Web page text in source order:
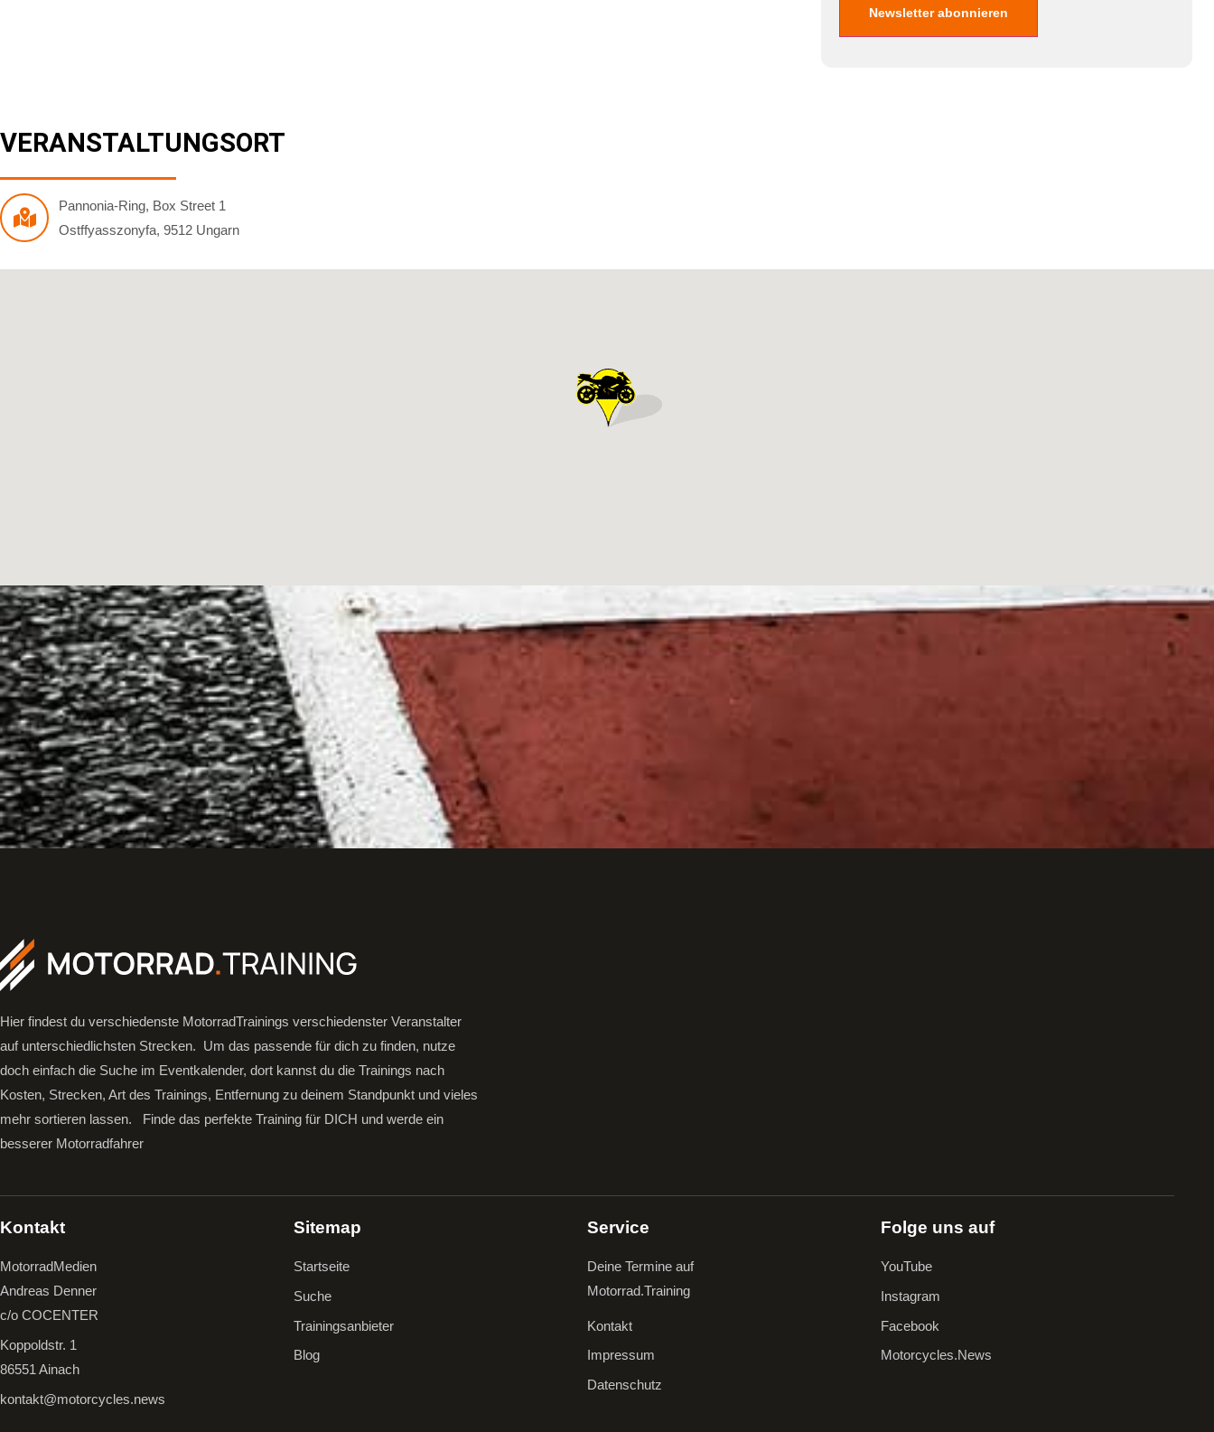
VERANSTALTUNGSORT
Pannonia-Ring, Box Street 1
Ostffyasszonyfa, 9512 Ungarn
Hier findest du verschiedenste MotorradTrainings verschiedenster Veranstalter
auf unterschiedlichsten Strecken. Um das passende für dich zu finden, nutze
doch einfach die Suche im Eventkalender, dort kannst du die Trainings nach
Kosten, Strecken, Art des Trainings, Entfernung zu deinem Standpunkt und vieles
mehr sortieren lassen. Finde das perfekte Training für DICH und werde ein
besserer Motorradfahrer
Kontakt
MotorradMedien
Andreas Denner
c/o COCENTER
Koppoldstr. 1
86551 Ainach
kontakt@motorcycles.news
Sitemap
Startseite
Suche
Trainingsanbieter
Blog
Service
Deine Termine auf
Motorrad.Training
Kontakt
Impressum
Datenschutz
Folge uns auf
YouTube
Instagram
Facebook
Motorcycles.News